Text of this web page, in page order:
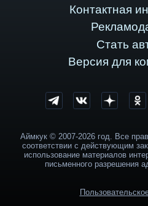
Контактная
Стать
Версия для
Аймкук © 2007-2026 год. Все
соответствии с действующим
использование материалов
письменного разрешения